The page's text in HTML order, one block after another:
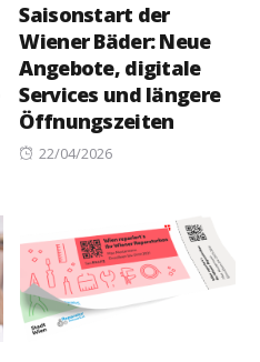
Saisonstart der
Wiener Bäder: Neue
Angebote, digitale
Services und längere
Öffnungszeiten
Posted
22/04/2026